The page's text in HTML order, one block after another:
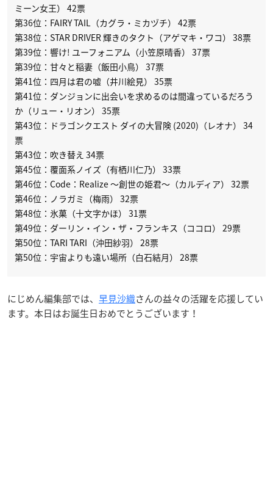
ミーン女王） 42票
第36位：FAIRY TAIL（カグラ・ミカヅチ） 42票
第38位：STAR DRIVER 輝きのタクト（アゲマキ・ワコ） 38票
第39位：響け! ユーフォニアム（小笠原晴香） 37票
第39位：甘々と稲妻（飯田小鳥） 37票
第41位：四月は君の嘘（井川絵見） 35票
第41位：ダンジョンに出会いを求めるのは間違っているだろう
か（リュー・リオン） 35票
第43位：ドラゴンクエスト ダイの大冒険 (2020)（レオナ） 34
票
第43位：吹き替え 34票
第45位：覆面系ノイズ（有栖川仁乃） 33票
第46位：Code：Realize 〜創世の姫君〜（カルディア） 32票
第46位：ノラガミ（梅雨） 32票
第48位：氷菓（十文字かほ） 31票
第49位：ダーリン・イン・ザ・フランキス（ココロ） 29票
第50位：TARI TARI（沖田紗羽） 28票
第50位：宇宙よりも遠い場所（白石結月） 28票
にじめん編集部では、 早見沙織さんの益々の活躍を応援してい
ます。本日はお誕生日おめでとうございます！